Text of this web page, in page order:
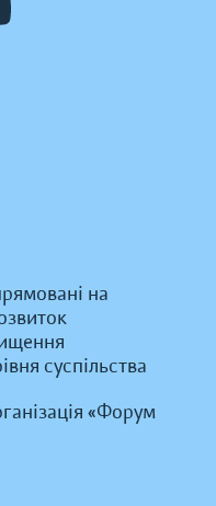
на
суспільства
«Форум